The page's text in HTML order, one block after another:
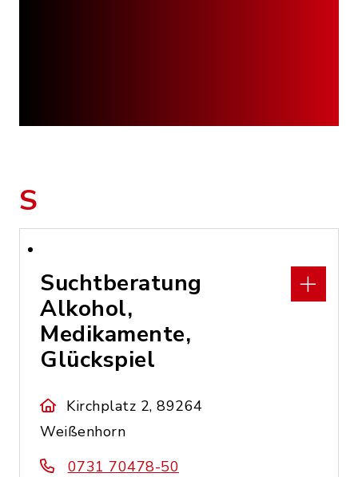
S
Suchtberatung
Alkohol,
Medikamente,
Glückspiel
Kirchplatz 2, 89264
Weißenhorn
0731 70478-50